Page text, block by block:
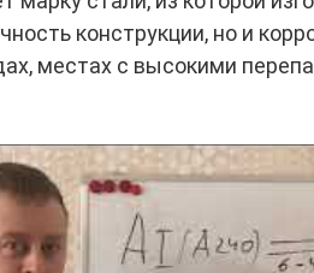
конструкции, но и
местах с высокими